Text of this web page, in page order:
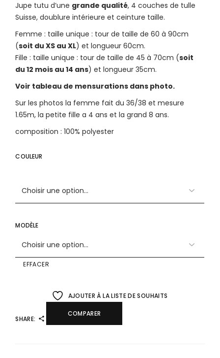
Jupe tutu d’une grande qualité, 4 couches de tulle
Suisse, doublure intérieure et ceinture taille.
Femme : taille unique : tour de taille de 60 à 90cm
(soit du XS au XL) et longueur 60cm.
Fille : taille unique : tour de taille de 45 à 70cm (soit
du 12 mois au 14 ans) et longueur 35cm.
Voir tableau de mensurations dans photo.
Sur les photos la femme fait du 36/38 et mesure
1.65m, la petite fille a 4 ans et la grand 8 ans.
composition : 100% polyester
COULEUR
MODÈLE
EFFACER
AJOUTER À LA LISTE DE SOUHAITS
SHARE:
COMPARER